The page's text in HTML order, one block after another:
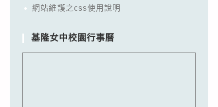
網站維護之css使用說明
基隆女中校園行事曆